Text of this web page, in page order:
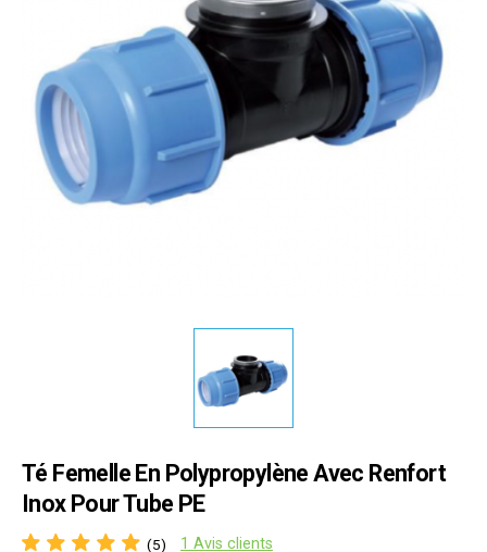
Té Femelle En Polypropylène Avec Renfort
Inox Pour Tube PE
(5) 1 Avis clients